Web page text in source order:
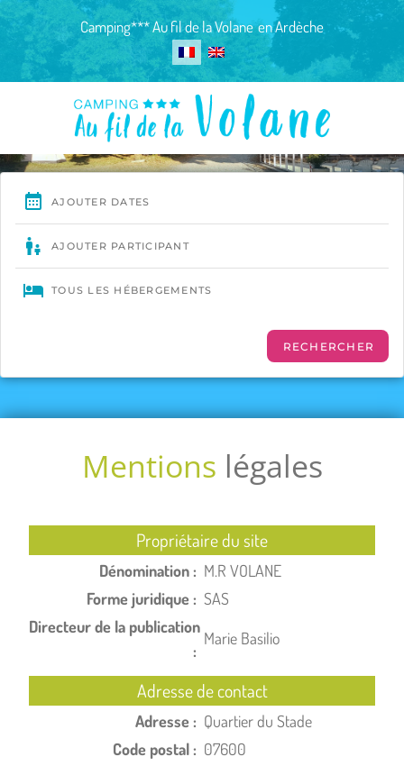
Skip
to
content
Camping*** Au fil de la Volane en Ardèche
Mentions légales
Propriétaire du site
Dénomination : M.R VOLANE
Forme juridique : SAS
Directeur de la publication
:
Marie Basilio
Adresse de contact
Adresse : Quartier du Stade
Code postal : 07600